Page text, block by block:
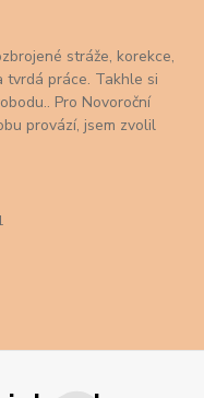
stráže, korekce,
tvrdá práce. Takhle si
Pro Novoroční
provází, jsem zvolil